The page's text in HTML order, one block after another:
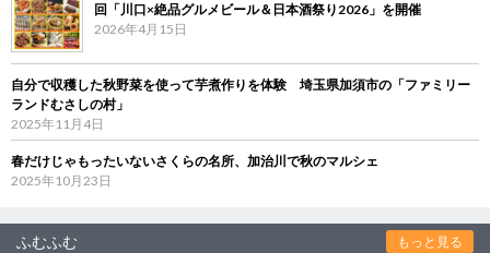
回「川口×絶品グルメビール＆日本酒祭り2026」を開催
2026年4月15日
自分で収穫した秋野菜を使って芋煮作りを体験 埼玉県加須市の「ファミリー
ランドむさしの村」
2025年11月4日
春だけじゃもったいないさくらの名所、加治川で秋のマルシェ
2025年10月23日
ふむふむ もっと見る